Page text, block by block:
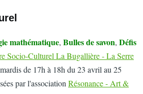
mathématique, Bulles de savon, Défis
Socio-Culturel La Bugallière - La Serre
de 17h à 18h du 23 avril au 25
par l'association Résonance - Art &